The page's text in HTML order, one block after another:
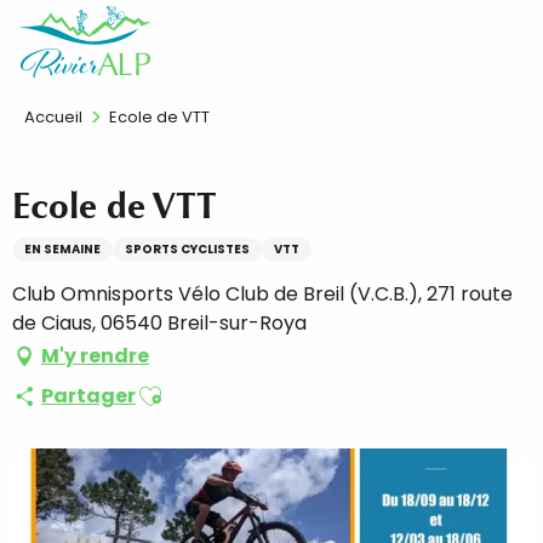
contenu
FR
Accueil Ecole de VTT
Ecole de VTT
EN SEMAINE SPORTS CYCLISTES VTT
Club Omnisports Vélo Club de Breil (V.C.B.), 271 route
de Ciaus, 06540 Breil-sur-Roya
M'y rendre
PartagerAjouter aux favoris